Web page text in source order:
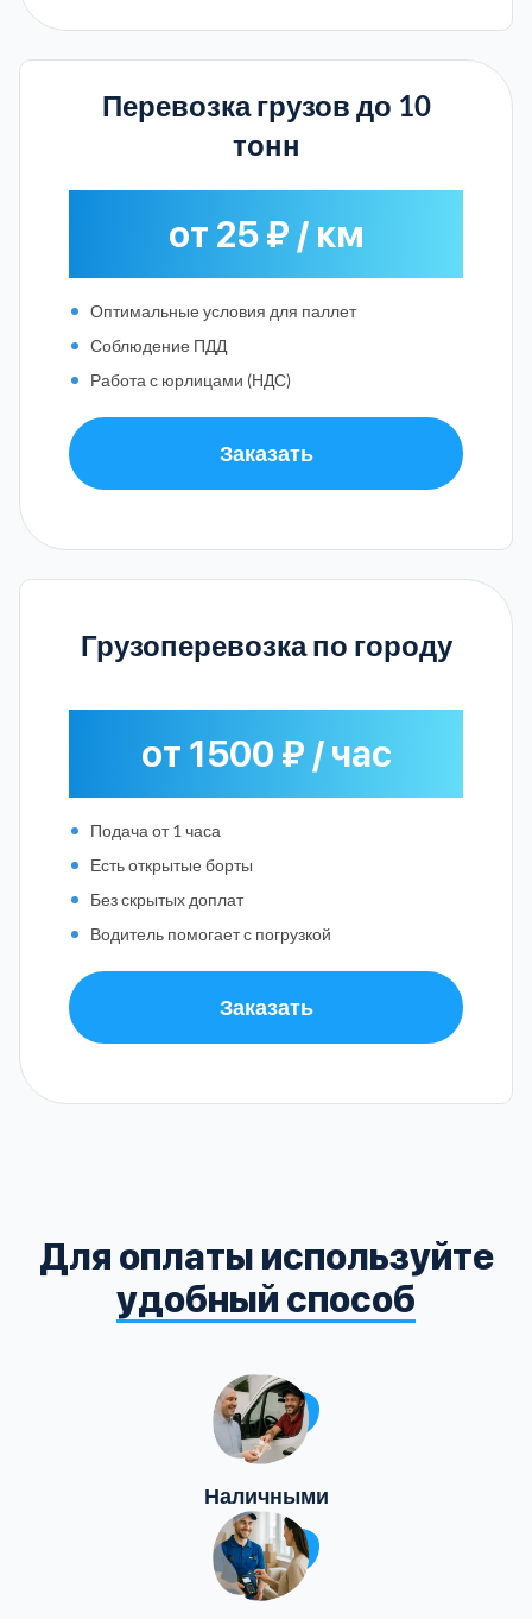
Перевозка грузов до 10
тонн
от 25 ₽ / км
Оптимальные условия для паллет
Соблюдение ПДД
Работа с юрлицами (НДС)
Заказать
Грузоперевозка по городу
от 1500 ₽ / час
Подача от 1 часа
Есть открытые борты
Без скрытых доплат
Водитель помогает с погрузкой
Заказать
Для оплаты используйте
удобный способ
Наличными